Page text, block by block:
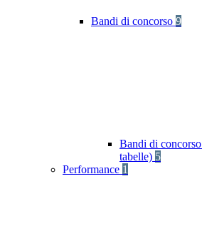
Bandi di concorso 9
Bandi di
tabelle) 5
Performance 1